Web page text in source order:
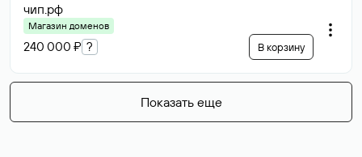
чип.рф
Магазин доменов
240 000 ₽ ? В корзину
Показать еще